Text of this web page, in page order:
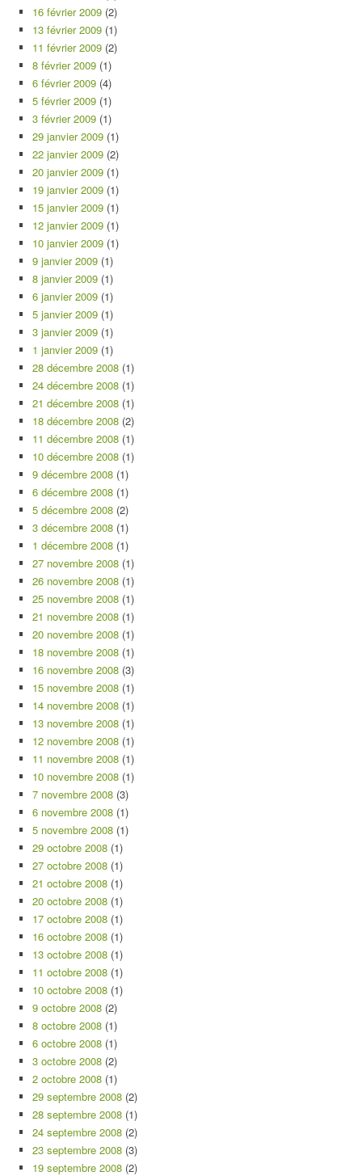
16 février 2009 (2)
13 février 2009 (1)
11 février 2009 (2)
8 février 2009 (1)
6 février 2009 (4)
5 février 2009 (1)
3 février 2009 (1)
29 janvier 2009 (1)
22 janvier 2009 (2)
20 janvier 2009 (1)
19 janvier 2009 (1)
15 janvier 2009 (1)
12 janvier 2009 (1)
10 janvier 2009 (1)
9 janvier 2009 (1)
8 janvier 2009 (1)
6 janvier 2009 (1)
5 janvier 2009 (1)
3 janvier 2009 (1)
1 janvier 2009 (1)
28 décembre 2008 (1)
24 décembre 2008 (1)
21 décembre 2008 (1)
18 décembre 2008 (2)
11 décembre 2008 (1)
10 décembre 2008 (1)
9 décembre 2008 (1)
6 décembre 2008 (1)
5 décembre 2008 (2)
3 décembre 2008 (1)
1 décembre 2008 (1)
27 novembre 2008 (1)
26 novembre 2008 (1)
25 novembre 2008 (1)
21 novembre 2008 (1)
20 novembre 2008 (1)
18 novembre 2008 (1)
16 novembre 2008 (3)
15 novembre 2008 (1)
14 novembre 2008 (1)
13 novembre 2008 (1)
12 novembre 2008 (1)
11 novembre 2008 (1)
10 novembre 2008 (1)
7 novembre 2008 (3)
6 novembre 2008 (1)
5 novembre 2008 (1)
29 octobre 2008 (1)
27 octobre 2008 (1)
21 octobre 2008 (1)
20 octobre 2008 (1)
17 octobre 2008 (1)
16 octobre 2008 (1)
13 octobre 2008 (1)
11 octobre 2008 (1)
10 octobre 2008 (1)
9 octobre 2008 (2)
8 octobre 2008 (1)
6 octobre 2008 (1)
3 octobre 2008 (2)
2 octobre 2008 (1)
29 septembre 2008 (2)
28 septembre 2008 (1)
24 septembre 2008 (2)
23 septembre 2008 (3)
19 septembre 2008 (2)